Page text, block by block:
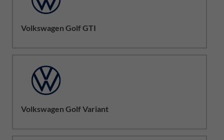
Volkswagen Golf GTI
Volkswagen Golf Variant